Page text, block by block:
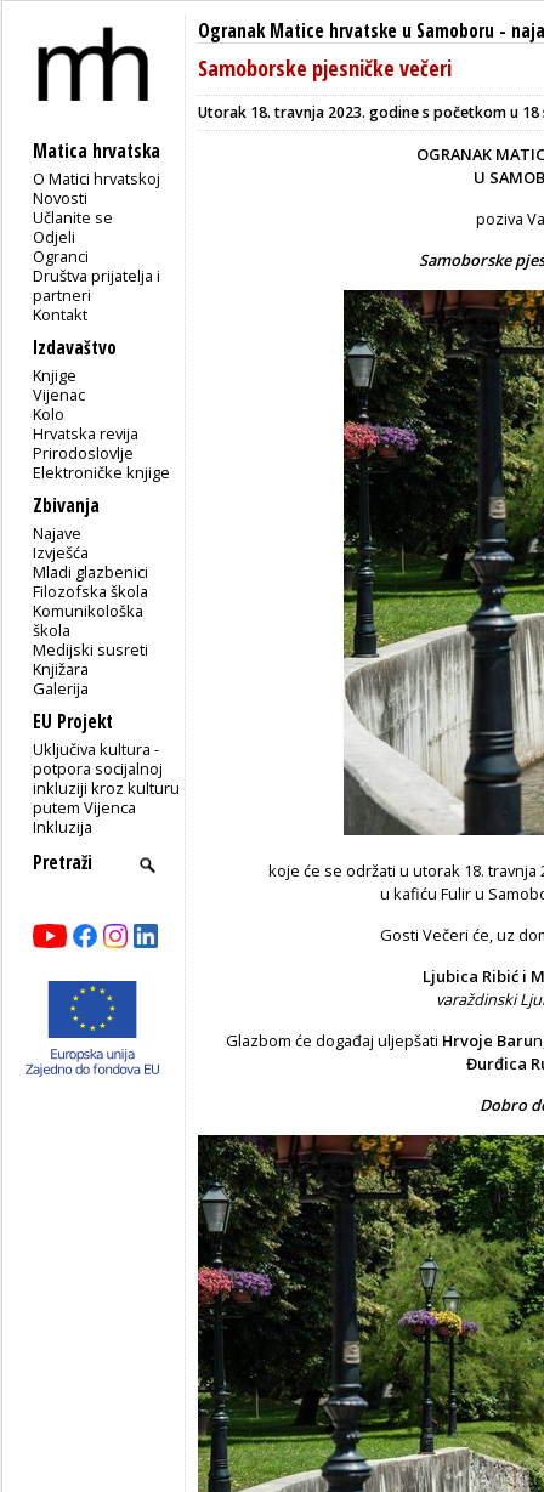
Matica hrvatska
O Matici hrvatskoj
Novosti
Učlanite se
Odjeli
Ogranci
Društva prijatelja i
partneri
Kontakt
Izdavaštvo
Knjige
Vijenac
Kolo
Hrvatska revija
Prirodoslovlje
Elektroničke knjige
Zbivanja
Najave
Izvješća
Mladi glazbenici
Filozofska škola
Komunikološka
škola
Medijski susreti
Knjižara
Galerija
EU Projekt
Uključiva kultura -
potpora socijalnoj
inkluziji kroz kulturu
putem Vijenca
Inkluzija
Ogranak Matice hrvatske u Samoboru -
Samoborske pjesničke večeri
Utorak 18. travnja 2023. godine s početkom u 18
OGRANAK
U
poziva
Samoborske
koje će se održati u utorak 18.
u kafiću Fulir u
Gosti Večeri će, uz
Ljubica Ribić i
varaždinski
Glazbom će događaj uljepšati Hrvoje Baru
Đurđica
Dobro